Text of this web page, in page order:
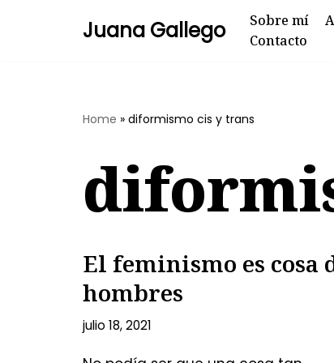
Juana Gallego Sobre mí
Contacto
Home » diformismo cis y trans
El feminismo es cosa
hombres
julio 18, 2021